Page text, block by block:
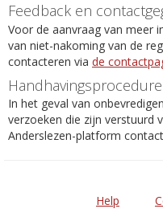
Feedback en
Voor de aanvraag van meer
van niet-nakoming van de
contacteren via de
Handhavingsprocedure
In het geval van
verzoeken die zijn verstuurd
Anderslezen-platform
Help